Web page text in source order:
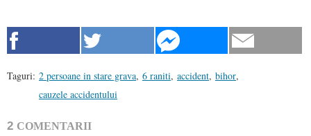
Taguri: 2 persoane in stare grava, 6 raniti, accident, bihor,
cauzele accidentului
2 COMENTARII